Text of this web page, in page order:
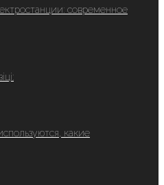
современное
какие